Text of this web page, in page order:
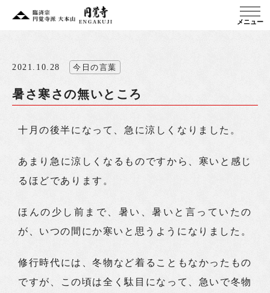
メニュー
2021.10.28 今日の言葉
暑さ寒さの無いところ
十月の後半になって、急に涼しくなりました。
あまり急に涼しくなるものですから、寒いと感じ
るほどであります。
ほんの少し前まで、暑い、暑いと言っていたの
が、いつの間にか寒いと思うようになりました。
修行時代には、冬物など着ることもなかったもの
ですが、この頃は全く駄目になって、急いで冬物